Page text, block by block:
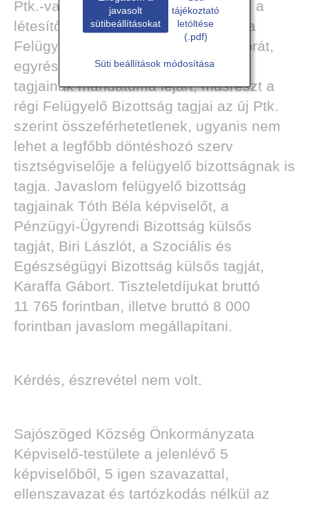
Ptk.-val összhangban hozza. Ebben a
létesítő okiratban szerepeltetni kell a
Felügyelő Bizottság tagjainak névsorát,
egyrészt a régi Felügyelő Bizottság
tagjainak mandátuma lejárt, másrészt a
régi Felügyelő Bizottság tagjai az új Ptk.
szerint összeférhetetlenek, ugyanis nem
lehet a legfőbb döntéshozó szerv
tisztségviselője a felügyelő bizottságnak is
tagja. Javaslom felügyelő bizottság
tagjainak Tóth Béla képviselőt, a
Pénzügyi-Ügyrendi Bizottság külsős
tagját, Biri Lászlót, a Szociális és
Egészségügyi Bizottság külsős tagját,
Karaffa Gábort. Tiszteletdíjukat bruttó
11 765 forintban, illetve bruttó 8 000
forintban javaslom megállapítani.
Kérdés, észrevétel nem volt.
Sajószöged Község Önkormányzata
Képviselő-testülete a jelenlévő 5
képviselőből, 5 igen szavazattal,
ellenszavazat és tartózkodás nélkül az
javasolt
sütibeállításokat
tájékoztató
letöltése
(.pdf)
Süti beállítások módosítása